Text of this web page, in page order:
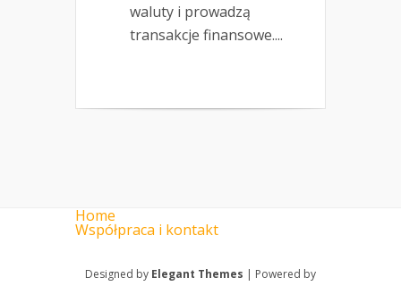
waluty i prowadzą
transakcje finansowe....
Home
Współpraca i kontakt
Designed by Elegant Themes | Powered by